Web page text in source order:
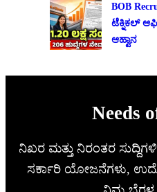
BOB
ಟೆಕ್ನಿಕಲ್
ಆಹ್ವಾನ
Needs
ನಿಖರ ಮತ್ತು ನಿರಂತರ
ಸರ್ಕಾರಿ ಯೋಜನೆಗಳು,